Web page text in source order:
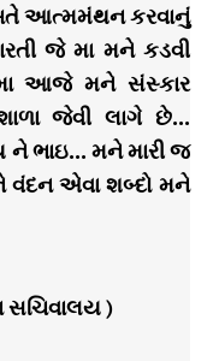
આત્મમંથન કરવાનું
જે મા મને કડવી
આજે મને સંસ્કાર
જેવી લાગે છે…
ને ભાઇ… મને મારી જ
વંદન એવા શબ્દો મને
સચિવાલય )